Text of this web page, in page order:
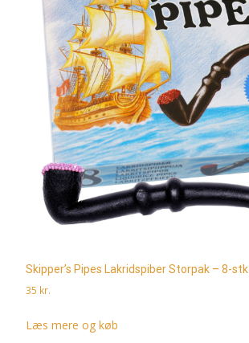
Skipper’s Pipes Lakridspiber Storpak – 8-stk
35 kr.
Læs mere og køb